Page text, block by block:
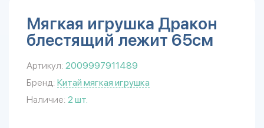
Мягкая игрушка Дракон
блестящий лежит 65см
Артикул: 2009997911489
Бренд: Китай мягкая игрушка
Наличие: 2 шт.